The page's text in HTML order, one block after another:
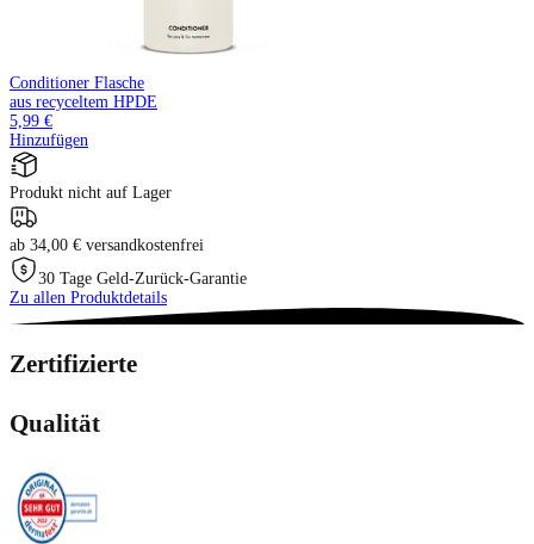
Conditioner Flasche
aus recyceltem HPDE
5,99 €
Hinzufügen
Produkt nicht auf Lager
ab 34,00 € versandkostenfrei
30 Tage Geld-Zurück-Garantie
Zu allen Produktdetails
Zertifizierte
Qualität